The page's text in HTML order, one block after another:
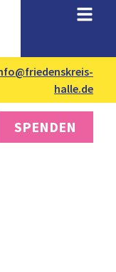
halle.de
SPENDEN